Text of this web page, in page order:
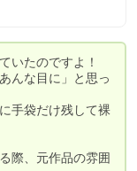
いたのですよ！
んな目に」と思っ
手袋だけ残して裸
際、元作品の雰囲